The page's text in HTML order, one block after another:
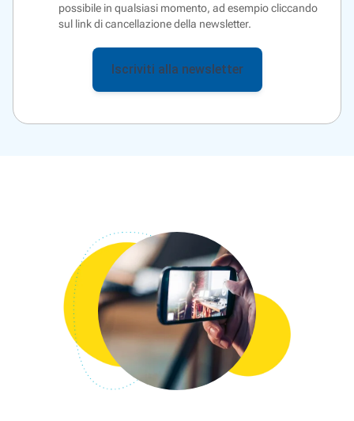
possibile in qualsiasi momento, ad esempio cliccando
sul link di cancellazione della newsletter.